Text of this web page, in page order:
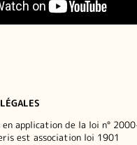
en application de la loi n°
est association loi 1901